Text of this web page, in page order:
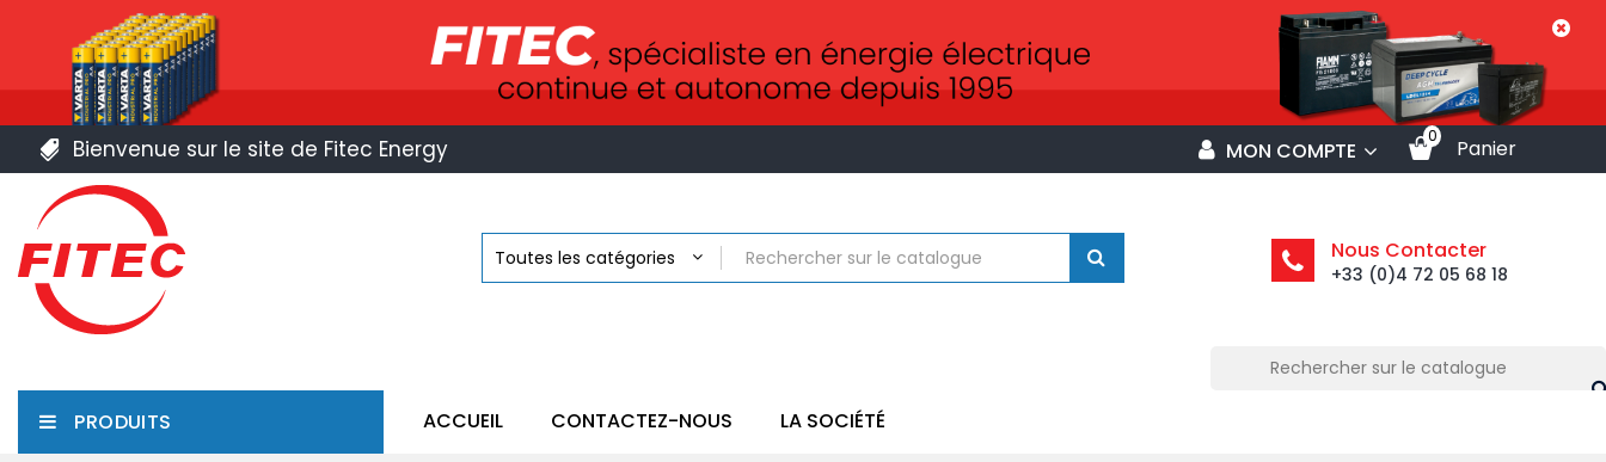
Bienvenue sur le site de Fitec Energy MON COMPTE Panier
0
Nous Contacter
+33 (0)4 72 05 68 18
ACCUEIL CONTACTEZ-NOUS LA SOCIÉTÉ
PRODUITS